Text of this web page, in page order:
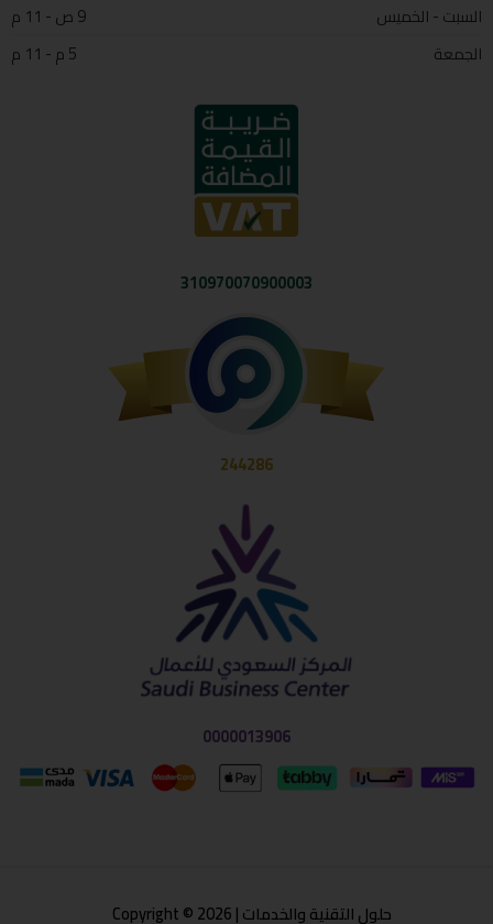
السبت - الخميس
9 ص - 11 م
الجمعة
5 م - 11 م
310970070900003
244286
0000013906
حلول التقنية والخدمات | Copyright © 2026